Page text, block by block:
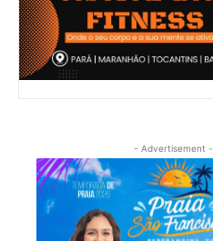
- Advertisement -